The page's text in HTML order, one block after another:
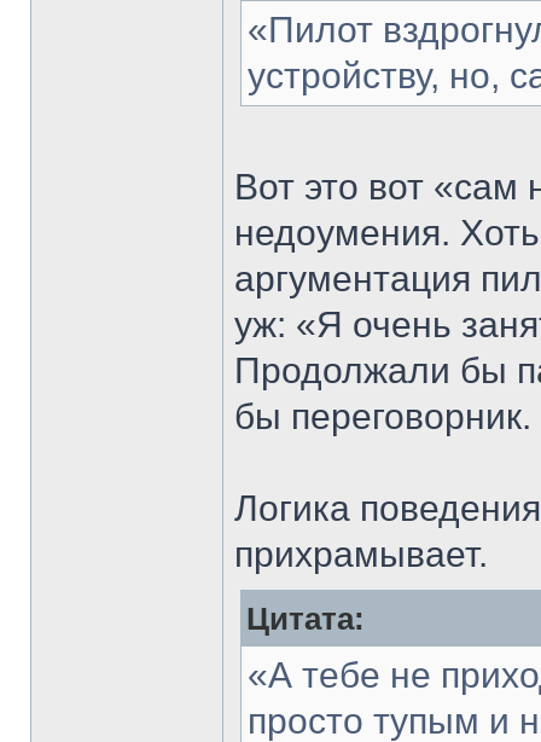
«Пилот
устройству, но,
Вот это вот «сам
недоумения.
аргументация
уж: «Я очень
Продолжали бы
бы переговорник.
Логика
прихрамывает.
Цитата:
«А тебе не
просто тупым и